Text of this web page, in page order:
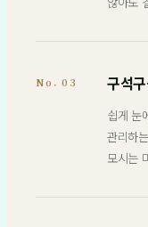
No. 03 구석
쉽게 눈
관리하
모시는